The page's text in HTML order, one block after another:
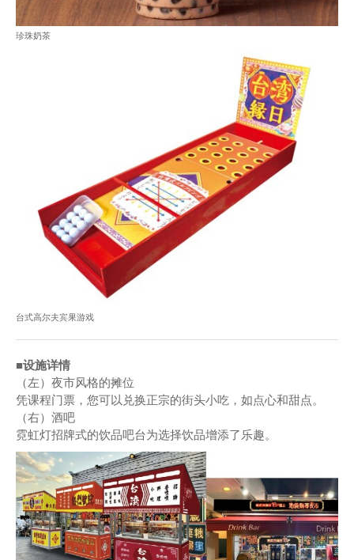
珍珠奶茶
台式高尔夫宾果游戏
■设施详情
（左）夜市风格的摊位
凭课程门票，您可以兑换正宗的街头小吃，如点心和甜点。
（右）酒吧
霓虹灯招牌式的饮品吧台为选择饮品增添了乐趣。